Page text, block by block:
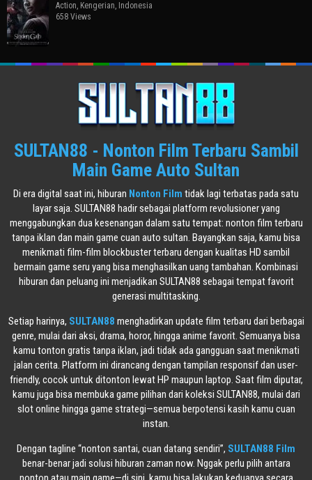
Action, Kengerian, Indonesia
658 Views
SULTAN88 - Nonton Film Terbaru Sambil
Main Game Auto Sultan
Di era digital saat ini, hiburan Nonton Film tidak lagi terbatas pada satu
layar saja. SULTAN88 hadir sebagai platform revolusioner yang
menggabungkan dua kesenangan dalam satu tempat: nonton film terbaru
tanpa iklan dan main game cuan auto sultan. Bayangkan saja, kamu bisa
menikmati film-film blockbuster terbaru dengan kualitas HD sambil
bermain game seru yang bisa menghasilkan uang tambahan. Kombinasi
hiburan dan peluang ini menjadikan SULTAN88 sebagai tempat favorit
generasi multitasking.
Setiap harinya, SULTAN88 menghadirkan update film terbaru dari berbagai
genre, mulai dari aksi, drama, horor, hingga anime favorit. Semuanya bisa
kamu tonton gratis tanpa iklan, jadi tidak ada gangguan saat menikmati
jalan cerita. Platform ini dirancang dengan tampilan responsif dan user-
friendly, cocok untuk ditonton lewat HP maupun laptop. Saat film diputar,
kamu juga bisa membuka game pilihan dari koleksi SULTAN88, mulai dari
slot online hingga game strategi—semua berpotensi kasih kamu cuan
instan.
Dengan tagline “nonton santai, cuan datang sendiri”, SULTAN88 Film
benar-benar jadi solusi hiburan zaman now. Nggak perlu pilih antara